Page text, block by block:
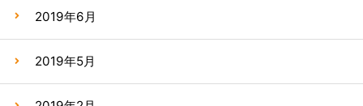
2019年6月
2019年5月